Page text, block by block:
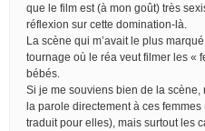
que le film est (à mon goût) très
réflexion sur cette domination-là.
La scène qui m’avait le plus
tournage où le réa veut filmer les «
bébés.
Si je me souviens bien de la
la parole directement à ces femmes
traduit pour elles), mais surtout les